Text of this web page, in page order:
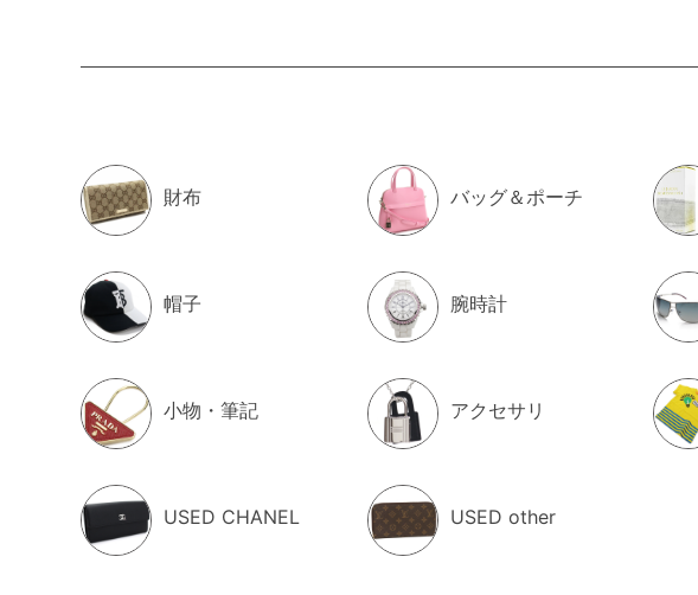
財布 バッグ＆ポーチ
帽子 腕時計
小物・筆記 アクセサリ
USED CHANEL USED other